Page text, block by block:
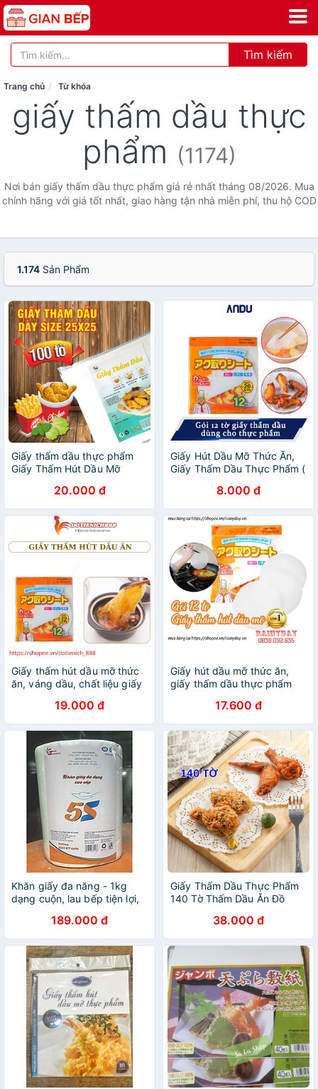
Tìm kiếm
Trang chủ Từ khóa
giấy thấm dầu thực
phẩm (1174)
Nơi bán giấy thấm dầu thực phẩm giá rẻ nhất tháng 08/2026. Mua
chính hãng với giá tốt nhất, giao hàng tận nhà miễn phí, thu hộ COD
1.174 Sản Phẩm
Giấy thấm dầu thực phẩm
Giấy Thấm Hút Dầu Mỡ
20.000 đ
Giấy Hút Dầu Mỡ Thức Ăn,
Giấy Thấm Dầu Thực Phẩm (
8.000 đ
Giấy thấm hút dầu mỡ thức
ăn, váng dầu, chất liệu giấy
19.000 đ
Giấy hút dầu mỡ thức ăn,
giấy thấm dầu thực phẩm
chiên rán - gói 12 tờ
17.600 đ
Khăn giấy đa năng - 1kg
dạng cuộn, lau bếp tiện lợi,
thực phẩm, bảo quản rau
củ, giấy ăn
189.000 đ
Giấy Thấm Dầu Thực Phẩm
140 Tờ Thấm Dầu Ăn Đồ
Lỗ Đa Năng Tiện Dụng
38.000 đ